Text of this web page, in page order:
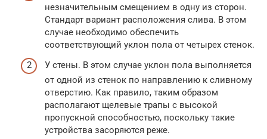
незначительным смещением в одну из сторон.
Стандарт вариант расположения слива. В этом
случае необходимо обеспечить
соответствующий уклон пола от четырех стенок.
У стены. В этом случае уклон пола выполняется
от одной из стенок по направлению к сливному
отверстию. Как правило, таким образом
располагают щелевые трапы с высокой
пропускной способностью, поскольку такие
устройства засоряются реже.